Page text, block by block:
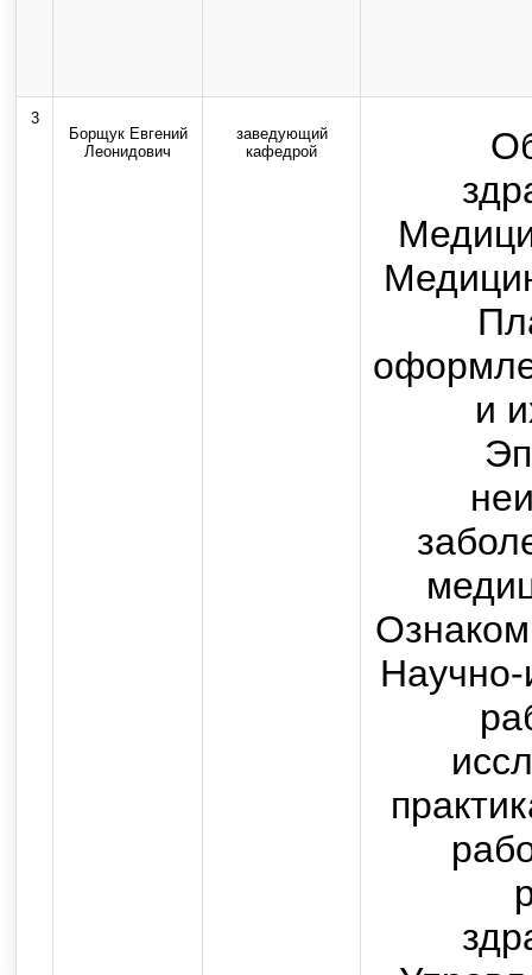
3
Борщук Евгений
Леонидович
заведующий
кафедрой
и
Научно-